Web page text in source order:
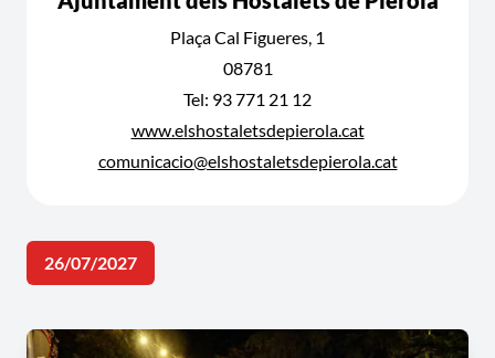
Plaça Cal Figueres, 1
08781
Tel: 93 771 21 12
www.elshostaletsdepierola.cat
comunicacio@elshostaletsdepierola.cat
26/07/2027